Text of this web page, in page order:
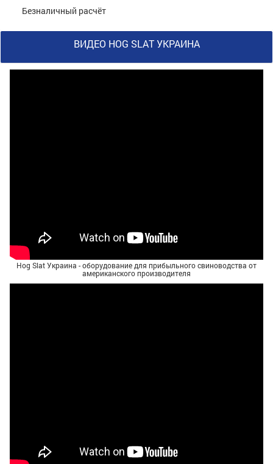
Безналичный расчёт
ВИДЕО HOG SLAT УКРАИНА
Hog Slat Украина - оборудование для прибыльного свиноводства от
американского производителя